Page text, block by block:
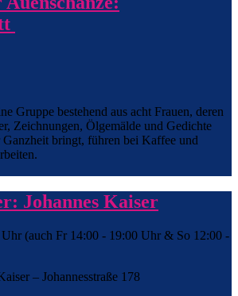
Gruppe bestehend aus acht Frauen, deren
Zeichnungen, Ölgemälde und Gedichte
bringt, führen bei Kaffee und
Johannes Kaiser
(auch Fr 14:00 - 19:00 Uhr & So 12:00 -
– Johannesstraße 178